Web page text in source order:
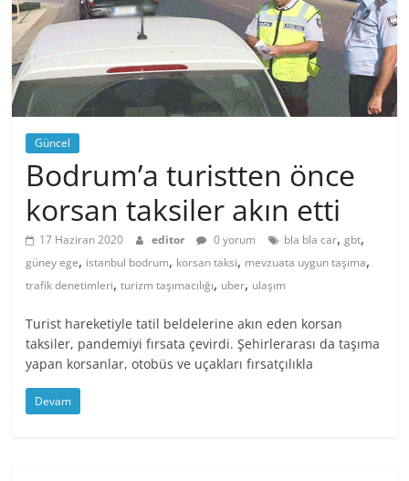
Güncel
Bodrum’a turistten önce
korsan taksiler akın etti
17 Haziran 2020 editor 0 yorum bla bla car,gbt,
güney ege, istanbul bodrum, korsan taksi, mevzuata uygun taşıma,
trafik denetimleri,turizm taşımacılığı, uber, ulaşım
Turist hareketiyle tatil beldelerine akın eden korsan
taksiler, pandemiyi fırsata çevirdi. Şehirlerarası da taşıma
yapan korsanlar, otobüs ve uçakları fırsatçılıkla
Devam